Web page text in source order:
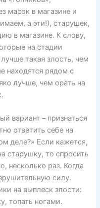
масок в магазине и
а эти!), старушек,
в магазине. К слову,
на стадии
такая злость, чем
находятся рядом с
лучше, чем орать на
вариант – признаться
ответить себе на
деле?» Если кажется,
старушку, то спросить
несколько раз. Когда
силу.
на выплеск злости:
топать ногами.